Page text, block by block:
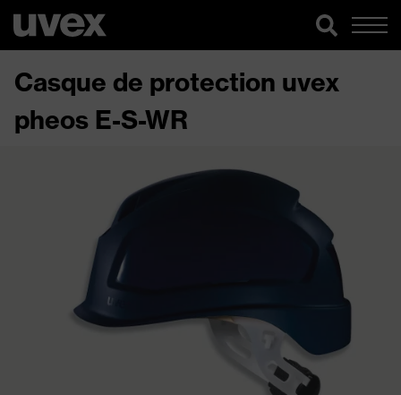
Casque de protection uvex
pheos E-S-WR